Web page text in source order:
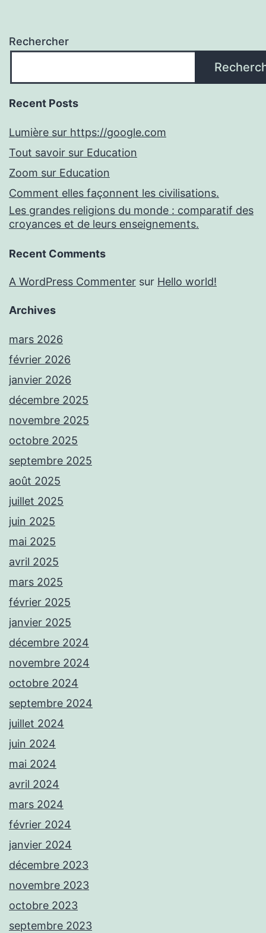
Rechercher
Recent Posts
Lumière sur https://google.com
Tout savoir sur Education
Zoom sur Education
Comment elles façonnent les civilisations.
Les grandes religions du monde : comparatif des
croyances et de leurs enseignements.
Recent Comments
A WordPress Commenter sur Hello world!
Archives
mars 2026
février 2026
janvier 2026
décembre 2025
novembre 2025
octobre 2025
septembre 2025
août 2025
juillet 2025
juin 2025
mai 2025
avril 2025
mars 2025
février 2025
janvier 2025
décembre 2024
novembre 2024
octobre 2024
septembre 2024
juillet 2024
juin 2024
mai 2024
avril 2024
mars 2024
février 2024
janvier 2024
décembre 2023
novembre 2023
octobre 2023
septembre 2023